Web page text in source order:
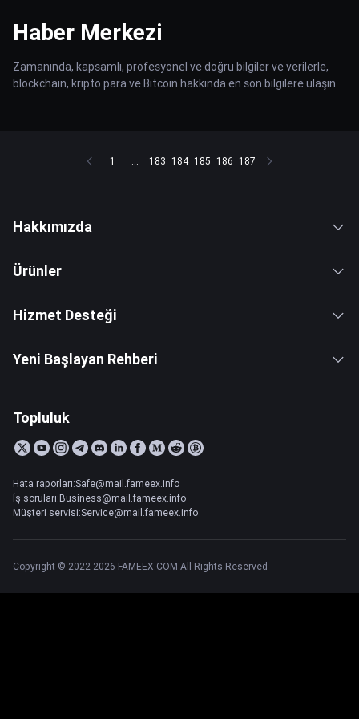
Haber Merkezi
Zamanında, kapsamlı, profesyonel ve doğru bilgiler ve verilerle,
blockchain, kripto para ve Bitcoin hakkında en son bilgilere ulaşın.
1 ... 183 184 185 186 187
Hakkımızda
Ürünler
Hizmet Desteği
Yeni Başlayan Rehberi
Topluluk
Hata raporları:Safe@mail.fameex.info
İş soruları:Business@mail.fameex.info
Müşteri servisi:Service@mail.fameex.info
Copyright © 2022-2026 FAMEEX.COM All Rights Reserved